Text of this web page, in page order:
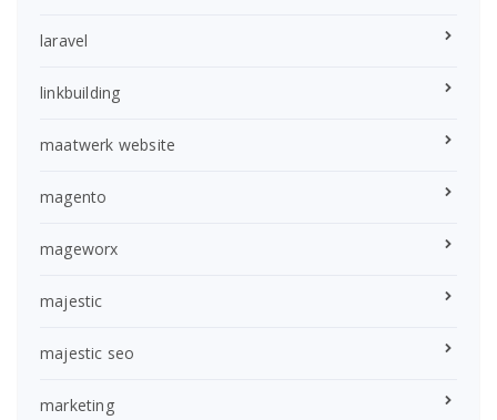
laravel
linkbuilding
maatwerk website
magento
mageworx
majestic
majestic seo
marketing